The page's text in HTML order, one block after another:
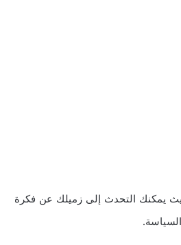
يمكنك التحدث إلى زميلك عن فكرة